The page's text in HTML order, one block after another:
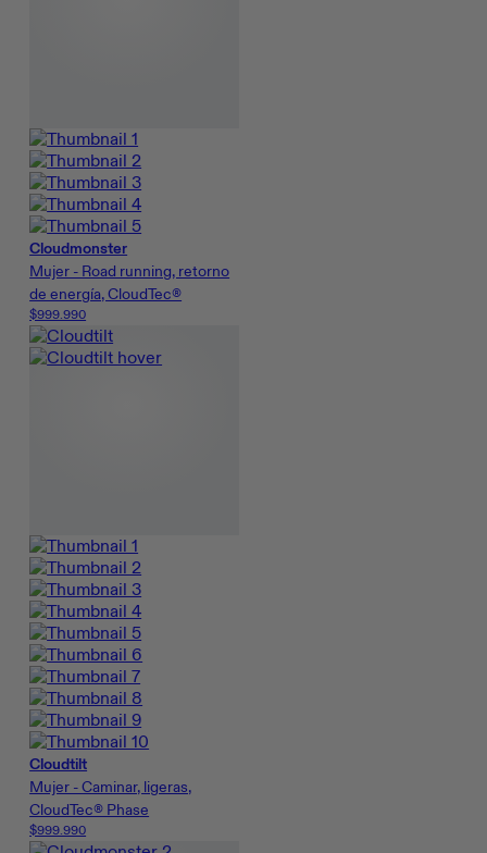
Cloudmonster
Mujer - Road running, retorno
de energía, CloudTec®
$999.990
Cloudtilt
Mujer - Caminar, ligeras,
CloudTec® Phase
$999.990